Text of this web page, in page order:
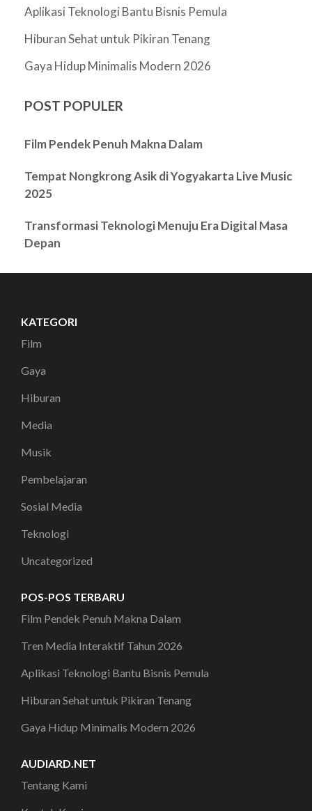
Aplikasi Teknologi Bantu Bisnis Pemula
Hiburan Sehat untuk Pikiran Tenang
Gaya Hidup Minimalis Modern 2026
POST POPULER
Film Pendek Penuh Makna Dalam
Tempat Nongkrong Asik di Yogyakarta Live Music
2025
Transformasi Teknologi Menuju Era Digital Masa
Depan
KATEGORI
Film
Gaya
Hiburan
Media
Musik
Pembelajaran
Sosial Media
Teknologi
Uncategorized
POS-POS TERBARU
Film Pendek Penuh Makna Dalam
Tren Media Interaktif Tahun 2026
Aplikasi Teknologi Bantu Bisnis Pemula
Hiburan Sehat untuk Pikiran Tenang
Gaya Hidup Minimalis Modern 2026
AUDIARD.NET
Tentang Kami